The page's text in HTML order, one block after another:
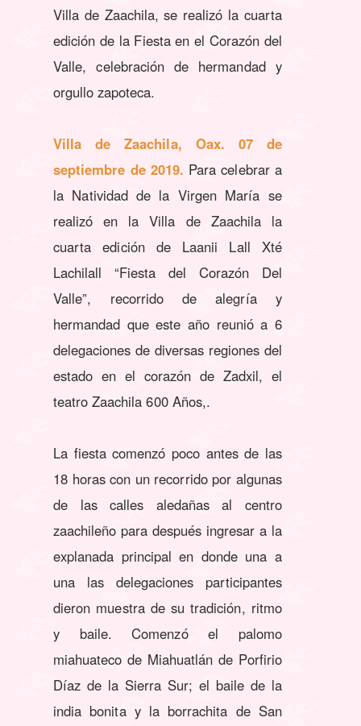
Villa de Zaachila, se realizó la cuarta
edición de la Fiesta en el Corazón del
Valle, celebración de hermandad y
orgullo zapoteca.
Villa de Zaachila, Oax. 07 de
septiembre de 2019. Para celebrar a
la Natividad de la Virgen María se
realizó en la Villa de Zaachila la
cuarta edición de Laanii Lall Xté
Lachilall “Fiesta del Corazón Del
Valle”, recorrido de alegría y
hermandad que este año reunió a 6
delegaciones de diversas regiones del
estado en el corazón de Zadxil, el
teatro Zaachila 600 Años,.
La fiesta comenzó poco antes de las
18 horas con un recorrido por algunas
de las calles aledañas al centro
zaachileño para después ingresar a la
explanada principal en donde una a
una las delegaciones participantes
dieron muestra de su tradición, ritmo
y baile. Comenzó el palomo
miahuateco de Miahuatlán de Porfirio
Díaz de la Sierra Sur; el baile de la
india bonita y la borrachita de San